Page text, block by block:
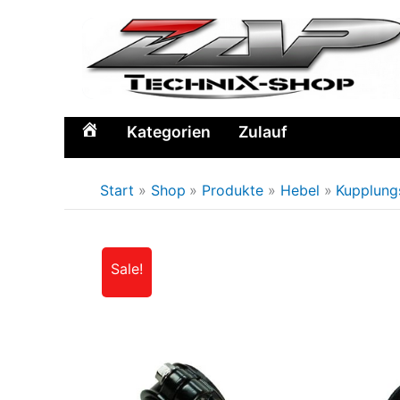
Home Kategorien Zulauf
Start Shop Produkte Hebel
Sale!